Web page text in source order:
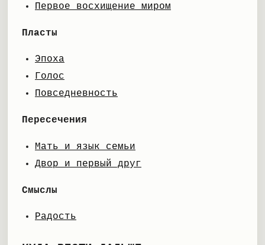
Первое восхищение миром
Пласты
Эпоха
Голос
Повседневность
Пересечения
Мать и язык семьи
Двор и первый друг
Смыслы
Радость